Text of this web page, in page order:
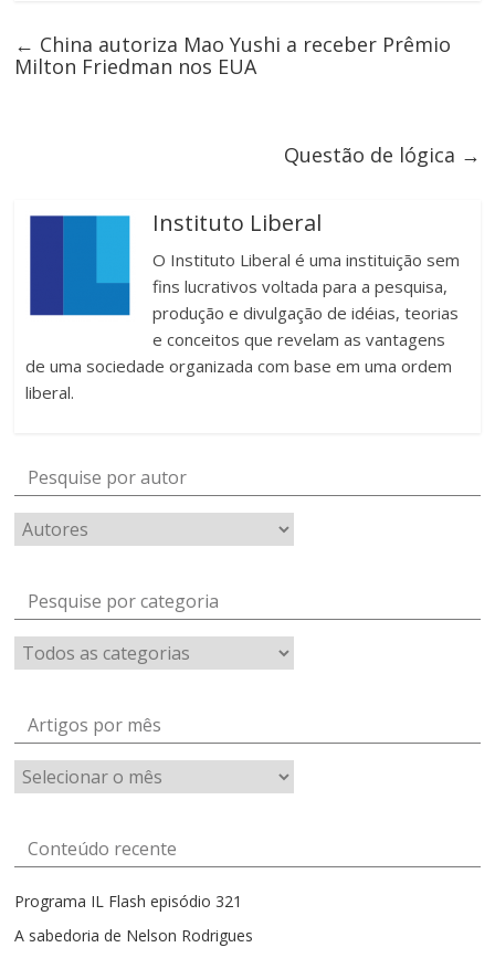
← China autoriza Mao Yushi a receber Prêmio
Milton Friedman nos EUA
Questão de lógica →
Instituto Liberal
O Instituto Liberal é uma instituição sem
fins lucrativos voltada para a pesquisa,
produção e divulgação de idéias, teorias
e conceitos que revelam as vantagens
de uma sociedade organizada com base em uma ordem
liberal.
Pesquise por autor
Pesquise por categoria
Artigos por mês
Artigos
por
Conteúdo recente
Programa IL Flash episódio 321
A sabedoria de Nelson Rodrigues